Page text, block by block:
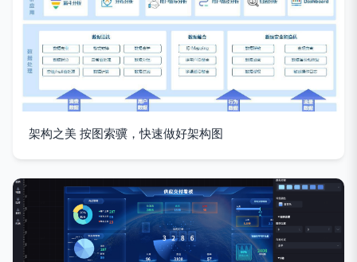
架构之美 按图索骥，快速做好架构图